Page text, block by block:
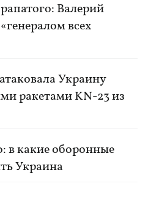
Валерий
всех
Украину
ракетами KN-23 из
в какие оборонные
Украина